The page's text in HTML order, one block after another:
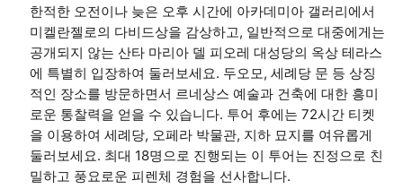
한적한 오전이나 늦은 오후 시간에 아카데미아 갤러리에서
미켈란젤로의 다비드상을 감상하고, 일반적으로 대중에게는
공개되지 않는 산타 마리아 델 피오레 대성당의 옥상 테라스
에 특별히 입장하여 둘러보세요. 두오모, 세례당 문 등 상징
적인 장소를 방문하면서 르네상스 예술과 건축에 대한 흥미
로운 통찰력을 얻을 수 있습니다. 투어 후에는 72시간 티켓
을 이용하여 세례당, 오페라 박물관, 지하 묘지를 여유롭게
둘러보세요. 최대 18명으로 진행되는 이 투어는 진정으로 친
밀하고 풍요로운 피렌체 경험을 선사합니다.